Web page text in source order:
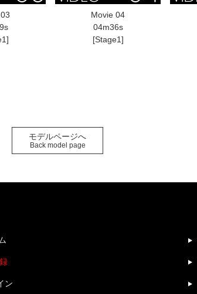
Movie 04
04m36s
[Stage1]
モデルページへ
Back model page
ン